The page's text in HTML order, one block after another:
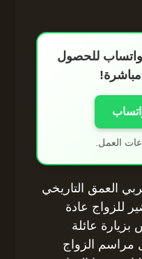
للحصول
العمل.
العمق التاريخي
للزواج عادة
عائلة
الزواج